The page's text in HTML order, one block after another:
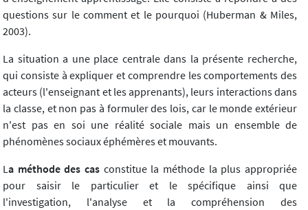
questions sur le comment et le pourquoi (Huberman & Miles,
2003).
La situation a une place centrale dans la présente recherche,
qui consiste à expliquer et comprendre les comportements des
acteurs (l'enseignant et les apprenants), leurs interactions dans
la classe, et non pas à formuler des lois, car le monde extérieur
n'est pas en soi une réalité sociale mais un ensemble de
phénomènes sociaux éphémères et mouvants.
La méthode des cas constitue la méthode la plus appropriée
pour saisir le particulier et le spécifique ainsi que
l'investigation, l'analyse et la compréhension des